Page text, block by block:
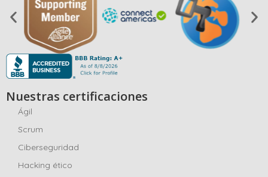
Nuestras certificaciones
Ágil
Scrum
Ciberseguridad
Hacking ético